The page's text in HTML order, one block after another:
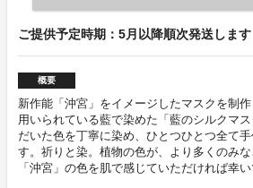
ご提供予定時期：5月以降順次発送します
概要
新作能「沖宮」をイメージしたマスクを制
用いられている藍で染めた「藍のシルクマ
だいた色を丁寧に染め、ひとつひとつ全て
す。祈りと染。植物の色が、より多くのみな
「沖宮」の色を肌で感じていただければ幸い